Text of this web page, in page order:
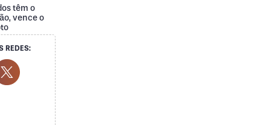
têm o
vence o
REDES:
Media
Social Media
Social Media
Twitter Social Media
MediaSocial Media